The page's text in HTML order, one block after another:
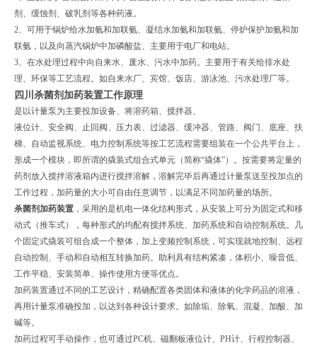
剂、缓蚀剂、破乳剂等各种药液。
2、可用于锅炉给水加氨和加联氨、凝结水加氨和加联氨、停炉保护加氨和加
联氨，以及向蒸汽锅炉中加磷酸盐、主要用于电厂和电站。
3、在水处理过程中向自来水、废水、污水中加药。主要用于有关给排水处
理、环保等工艺流程。如自来水厂、宾馆、饭店、游泳池、污水处理厂等。
四川杀菌剂加药装置工作原理
是以计量泵为主要投加设备、将溶药箱、搅拌器、
液位计、安全阀、止回阀、压力表、过滤器、缓冲器、管路、阀门、底座、扶
梯、自动监视系统、电力控制系统等按工艺流程需要组装在一个公共平台上，
形成一个模块，即所谓的撬装式组合式单元（简称“撬体”）。按需要将定量的
药剂放入搅拌溶液箱内进行搅拌溶解，溶解完毕后再通过计量泵送至投加点的
工作过程，加药量的大小可自由任意调节，以满足不同加药量的场所。
杀菌剂加药装置 ，采用的是机电一体化结构形式，从安装上可分为固定式和移
动式（推车式），每种形式的均配有搅拌系统、加药系统和自动控制系统。几
个固定式撬装可组合成一个整体，加上变频控制系统，可实现就地控制、远程
自动控制、手动和自动相互转换加药。助利具有结构紧凑，体积小、噪音低、
工作平稳、安装简单、操作使用方便等优点。
加药装置通过不同的工艺设计，精确配置各类固体和液体的化学药品的溶液，
再用计量泵准确投加，以达到各种设计要求。如除垢、除氧、混凝、加酸、加
碱等。
加药过程可手动操作，也可通过PC机、磁翻板液位计、PH计、行程控制器、